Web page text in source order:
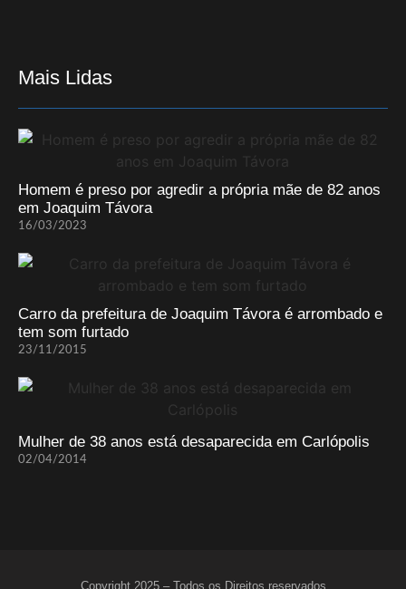
Mais Lidas
Homem é preso por agredir a própria mãe de 82 anos
em Joaquim Távora
16/03/2023
Carro da prefeitura de Joaquim Távora é arrombado e
tem som furtado
23/11/2015
Mulher de 38 anos está desaparecida em Carlópolis
02/04/2014
Copyright 2025 – Todos os Direitos reservados